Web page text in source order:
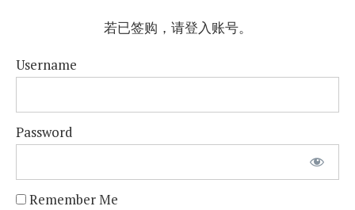
若已签购，请登入账号。
Username
Password
Remember Me